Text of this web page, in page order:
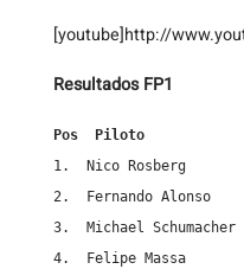
[youtube]http://
Resultados FP1
Pos  Piloto
1.  Nico Rosberg
2.  Fernando
3.  Michael
4.  Felipe Massa